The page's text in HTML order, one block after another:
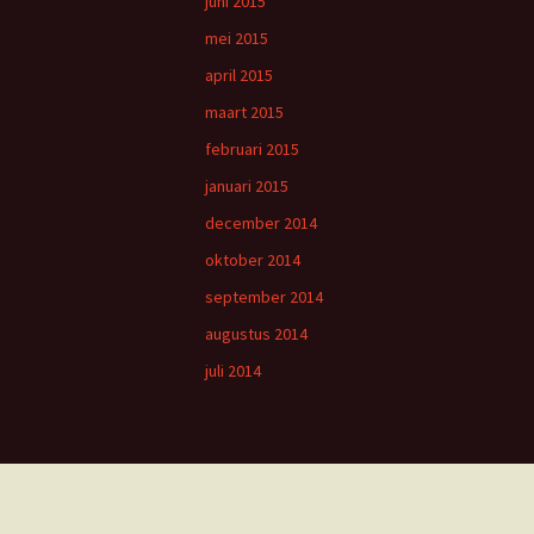
mei 2015
april 2015
maart 2015
februari 2015
januari 2015
december 2014
oktober 2014
september 2014
augustus 2014
juli 2014